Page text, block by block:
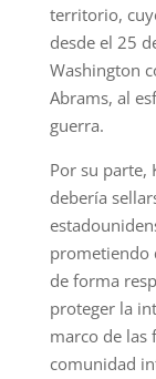
territorio,
desde el 25
Washington
Abrams, al
guerra.
Por su parte,
debería
prometiendo
de forma
proteger la
marco de las
comunidad